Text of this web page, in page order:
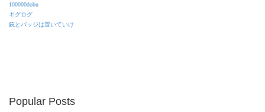
100000dobu
ギグログ
銃とバッジは置いていけ
Popular Posts